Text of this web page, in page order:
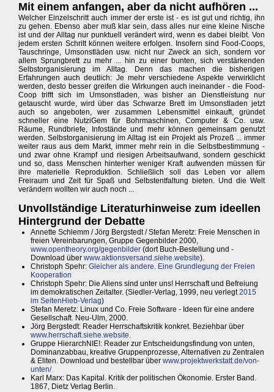
Mit einem anfangen, aber da nicht aufhören ...
Welcher Einzelschritt auch immer der erste ist - es ist gut und richtig, ihn
zu gehen. Ebenso aber muß klar sein, dass alles nur eine kleine Nische
ist und der Alltag nur punktuell verändert wird, wenn es dabei bleibt. Von
jedem ersten Schritt können weitere erfolgen. Insofern sind Food-Coops,
Tauschringe, Umsonstläden usw. nicht nur Zweck an sich, sondern vor
allem Sprungbrett zu mehr ... hin zu einer bunten, sich verstärkenden
Selbstorganisierung im Alltag. Denn das machen die bisherigen
Erfahrungen auch deutlich: Je mehr verschiedene Aspekte verwirklicht
werden, desto besser greifen die Wirkungen auch ineinander - die Food-
Coop trifft sich im Umsonstladen, was bisher an Dienstleistung nur
getauscht wurde, wird über das Schwarze Brett im Umsonstladen jetzt
auch so angeboten, wer zusammen Lebensmittel einkauft, gründet
schneller eine NutziGem für Bohrmaschinen, Computer & Co. usw.
Räume, Rundbriefe, Infostände und mehr können gemeinsam genutzt
werden. Selbstorganisierung im Alltag ist ein Projekt als Prozeß ... immer
weiter raus aus dem Markt, immer mehr rein in die Selbstbestimmung -
und zwar ohne Krampf und riesigen Arbeitsaufwand, sondern geschickt
und so, dass Menschen hinterher weniger Kraft aufwenden müssen für
ihre materielle Reproduktion. Schließlich soll das Leben vor allem
Freiraum und Zeit für Spaß und Selbstentfaltung bieten. Und die Welt
verändern wollten wir auch noch ...
Unvollständige Literaturhinweise zum ideellen
Hintergrund der Debatte
Annette Schlemm / Jörg Bergstedt / Stefan Meretz: Freie Menschen in
freien Vereinbarungen, Gruppe Gegenbilder 2000,
www.opentheory.org/gegenbilder (dort Buch-Bestellung und -
Download über www.aktionsversand.siehe.website).
Christoph Spehr: Gleicher als andere. Eine Grundlegung der Freien
Kooperation
Christoph Spehr: Die Aliens sind unter uns! Herrschaft und Befreiung
im demokratischen Zeitalter. (Siedler-Verlag, 1999, neu verlegt2015
im SeitenHieb-Verlag)
Stefan Meretz: Linux und Co. Freie Software - Ideen für eine andere
Gesellschaft. Neu-Ulm, 2000.
Jörg Bergstedt: Reader Herrschaftskritik konkret. Beziehbar über
www.herrschaft.siehe.website.
Gruppe HierarchNIE!: Reader zur Entscheidungsfindung von unten,
Dominanzabbau, kreative Gruppenprozesse, Alternativen zu Zentralen
& Eliten. Download und bestellbar über www.projektwerkstatt.de/von-
unten/
Karl Marx: Das Kapital. Kritik der politischen Ökonomie. Erster Band.
1867, Dietz Verlag Berlin.